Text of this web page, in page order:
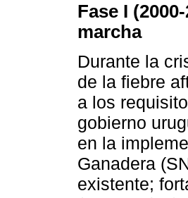
Fase I
marcha
Durante la
de la fiebre
a los
gobierno
en la
Ganadera
existente;